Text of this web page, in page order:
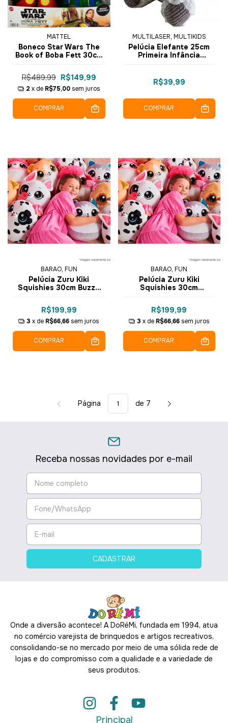
MATTEL
Boneco Star Wars The
Book of Boba Fett 30cm
R$489,99 R$149,99
2 x de R$75,00 sem juros
COMPRAR
MULTILASER, MULTIKIDS
Pelúcia Elefante 25cm
Primeira Infância
R$39,99
COMPRAR
BARAO, FUN
Pelúcia Zuru Kiki
Squishies 30cm Buzzy
R$199,99
3 x de R$66,66 sem juros
COMPRAR
BARAO, FUN
Pelúcia Zuru Kiki
Squishies 30cm
R$199,99
3 x de R$66,66 sem juros
COMPRAR
Página de 7
Receba nossas novidades por e-mail
Onde a diversão acontece! A DoRéMi, fundada em 1994, atua
no comércio varejista de brinquedos e artigos recreativos,
consolidando-se no mercado por meio de uma sólida rede de
lojas e do compromisso com a qualidade e a variedade de
seus produtos.
Principal